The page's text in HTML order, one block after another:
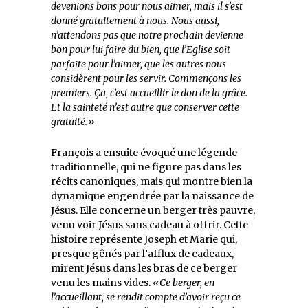
devenions bons pour nous aimer, mais il s’est
donné gratuitement à nous. Nous aussi,
n’attendons pas que notre prochain devienne
bon pour lui faire du bien, que l’Eglise soit
parfaite pour l’aimer, que les autres nous
considèrent pour les servir. Commençons les
premiers. Ça, c’est accueillir le don de la grâce.
Et la sainteté n’est autre que conserver cette
gratuité.»
François a ensuite évoqué une légende
traditionnelle, qui ne figure pas dans les
récits canoniques, mais qui montre bien la
dynamique engendrée par la naissance de
Jésus. Elle concerne un berger très pauvre,
venu voir Jésus sans cadeau à offrir. Cette
histoire représente Joseph et Marie qui,
presque gênés par l’afflux de cadeaux,
mirent Jésus dans les bras de ce berger
venu les mains vides. «Ce berger, en
l’accueillant, se rendit compte d’avoir reçu ce